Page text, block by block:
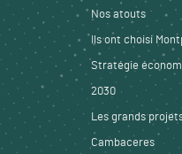
Nos atouts
Ils ont choisi
Stratégie
2030
Les grands
Cambaceres